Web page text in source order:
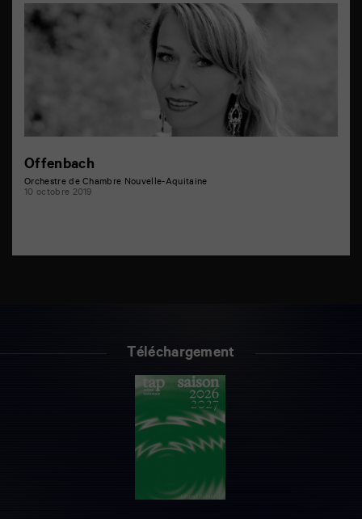
Offenbach
Orchestre de Chambre Nouvelle-Aquitaine
10 octobre 2019
Téléchargement